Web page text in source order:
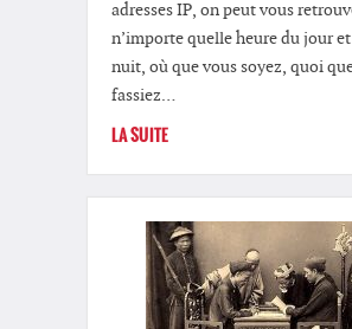
adresses IP, on peut vous
n’importe quelle heure du jour
nuit, où que vous soyez, quoi
fassiez…
LA SUITE